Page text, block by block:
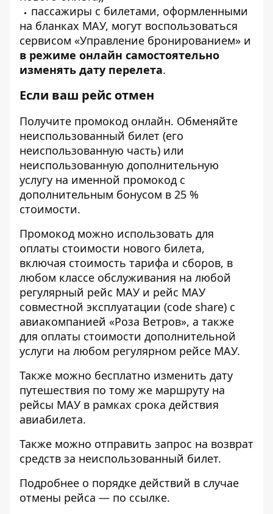
пассажиры с билетами, оформленными
на бланках МАУ, могут воспользоваться
сервисом «Управление бронированием» и
в режиме онлайн самостоятельно
изменять дату перелета.
Если ваш рейс отмен
Получите промокод онлайн. Обменяйте
неиспользованный билет (его
неиспользованную часть) или
неиспользованную дополнительную
услугу на именной промокод с
дополнительным бонусом в 25 %
стоимости.
Промокод можно использовать для
оплаты стоимости нового билета,
включая стоимость тарифа и сборов, в
любом классе обслуживания на любой
регулярный рейс МАУ и рейс МАУ
совместной эксплуатации (code share) с
авиакомпанией «Роза Ветров», а также
для оплаты стоимости дополнительной
услуги на любом регулярном рейсе МАУ.
Также можно бесплатно изменить дату
путешествия по тому же маршруту на
рейсы МАУ в рамках срока действия
авиабилета.
Также можно отправить запрос на возврат
средств за неиспользованный билет.
Подробнее о порядке действий в случае
отмены рейса — по ссылке.